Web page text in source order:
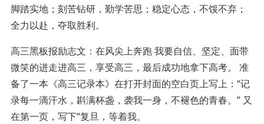
脚踏实地；刻苦钻研，勤学苦思；稳定心态，不馁不弃；
全力以赴，夺取胜利。
高三黑板报励志文：在风尖上奔跑 我要自信、坚定、面带
微笑的进走进高三，享受高三，最后成功地拿下高考。 准
备了一本《高三记录本》在打开封面的空白页上写上：“记
录每一滴汗水，斟满杯盏，袭我一身，不褪色的青春。” 又
在第一页，写下“复旦，等着我。